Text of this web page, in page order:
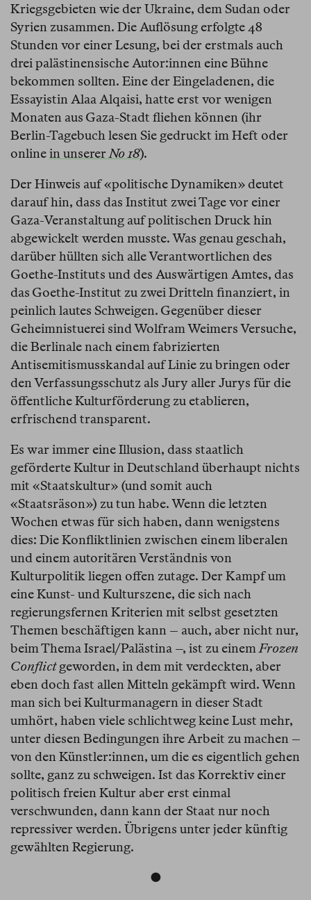
Kriegsgebieten wie der Ukraine, dem Sudan oder
Syrien zusammen. Die Auflösung erfolgte 48
Stunden vor einer Lesung, bei der erstmals auch
drei palästinensische Autor:innen eine Bühne
bekommen sollten. Eine der Eingeladenen, die
Essayistin Alaa Alqaisi, hatte erst vor wenigen
Monaten aus Gaza-Stadt fliehen können (ihr
Berlin-Tagebuch lesen Sie gedruckt im Heft oder
onlinein unserer No 18).
Der Hinweis auf «politische Dynamiken» deutet
darauf hin, dass das Institut zwei Tage vor einer
Gaza-Veranstaltung auf politischen Druck hin
abgewickelt werden musste. Was genau geschah,
darüber hüllten sich alle Verantwortlichen des
Goethe-Instituts und des Auswärtigen Amtes, das
das Goethe-Institut zu zwei Dritteln finanziert, in
peinlich lautes Schweigen. Gegenüber dieser
Geheimnistuerei sind Wolfram Weimers Versuche,
die Berlinale nach einem fabrizierten
Antisemitismusskandal auf Linie zu bringen oder
den Verfassungsschutz als Jury aller Jurys für die
öffentliche Kulturförderung zu etablieren,
erfrischend transparent.
Es war immer eine Illusion, dass staatlich
geförderte Kultur in Deutschland überhaupt nichts
mit «Staatskultur» (und somit auch
«Staatsräson») zu tun habe. Wenn die letzten
Wochen etwas für sich haben, dann wenigstens
dies: Die Konfliktlinien zwischen einem liberalen
und einem autoritären Verständnis von
Kulturpolitik liegen offen zutage. Der Kampf um
eine Kunst- und Kulturszene, die sich nach
regierungsfernen Kriterien mit selbst gesetzten
Themen beschäftigen kann – auch, aber nicht nur,
beim Thema Israel/Palästina –, ist zu einem Frozen
Conflictgeworden, in dem mit verdeckten, aber
eben doch fast allen Mitteln gekämpft wird. Wenn
man sich bei Kulturmanagern in dieser Stadt
umhört, haben viele schlichtweg keine Lust mehr,
unter diesen Bedingungen ihre Arbeit zu machen –
von den Künstler:innen, um die es eigentlich gehen
sollte, ganz zu schweigen. Ist das Korrektiv einer
politisch freien Kultur aber erst einmal
verschwunden, dann kann der Staat nur noch
repressiver werden. Übrigens unter jeder künftig
gewählten Regierung.
●